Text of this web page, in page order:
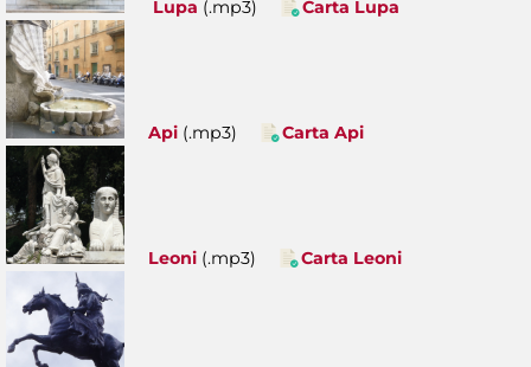
Lupa (.mp3) Carta Lupa
Api (.mp3) Carta Api
Leoni (.mp3) Carta Leoni